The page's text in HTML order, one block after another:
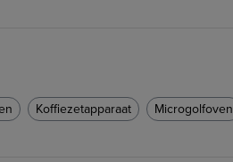
Koffiezetapparaat Microgolfoven